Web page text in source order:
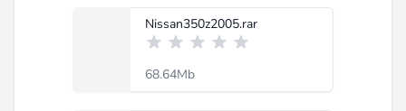
Nissan350z2005.rar
68.64Mb